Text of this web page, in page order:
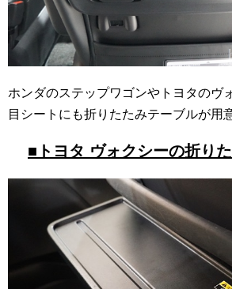
ホンダのステップワゴンやトヨタのヴ
目シートにも折りたたみテーブルが用
■トヨタ ヴォクシーの折り